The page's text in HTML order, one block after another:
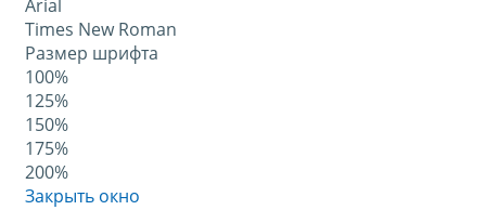
Arial
Times New Roman
Размер шрифта
100%
125%
150%
175%
200%
Закрыть окно